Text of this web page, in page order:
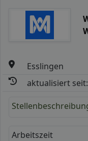
Esslingen
aktualisiert
Arbeitszeit